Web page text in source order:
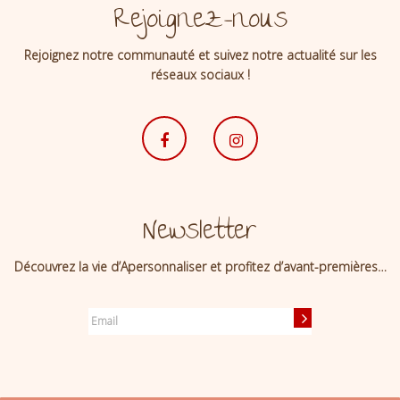
Rejoignez-nous
Rejoignez notre communauté et suivez notre actualité sur les
réseaux sociaux !
Newsletter
Découvrez la vie d’Apersonnaliser et profitez d’avant-premières…